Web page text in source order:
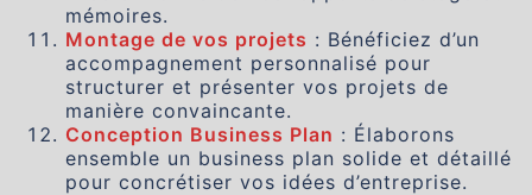
mémoires.
Montage de vos projets : Bénéficiez d’un
accompagnement personnalisé pour
structurer et présenter vos projets de
manière convaincante.
Conception Business Plan : Élaborons
ensemble un business plan solide et détaillé
pour concrétiser vos idées d’entreprise.